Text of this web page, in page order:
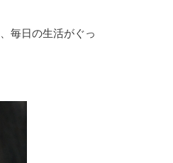
毎日の生活がぐっ